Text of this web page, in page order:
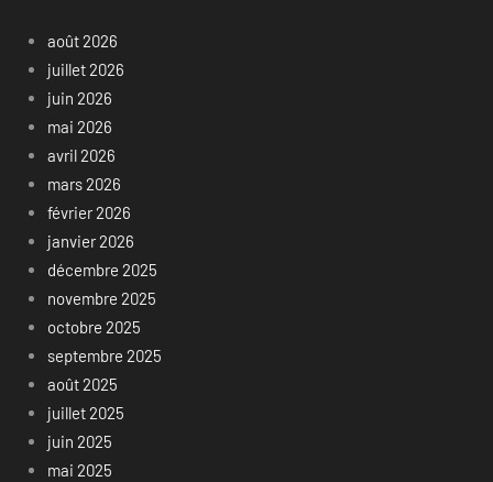
août 2026
juillet 2026
juin 2026
mai 2026
avril 2026
mars 2026
février 2026
janvier 2026
décembre 2025
novembre 2025
octobre 2025
septembre 2025
août 2025
juillet 2025
juin 2025
mai 2025